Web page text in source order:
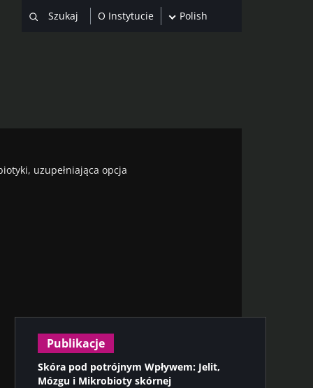
O Instytucie Polish
uzupełniająca opcja
Publikacje
Skóra pod potrójnym Wpływem: Jelit,
Mózgu i Mikrobioty skórnej